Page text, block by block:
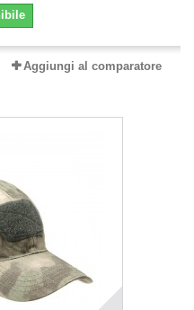
Aggiungi al comparatore